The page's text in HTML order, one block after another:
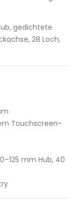
gedichtete
28 Loch,
Touchscreen-
mm Hub, 40